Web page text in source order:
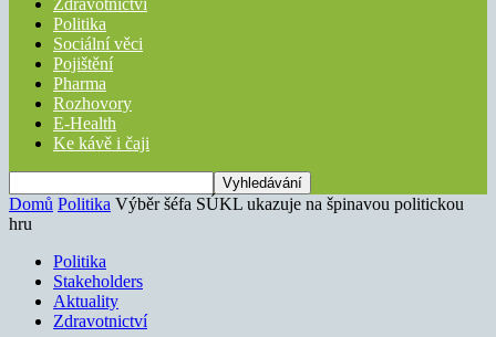
Zdravotnictví
Politika
Sociální věci
Pojištění
Pharma
Rozhovory
E-Health
Ke kávě i čaji
Domů Politika Výběr šéfa SÚKL ukazuje na špinavou politickou
hru
Politika
Stakeholders
Aktuality
Zdravotnictví